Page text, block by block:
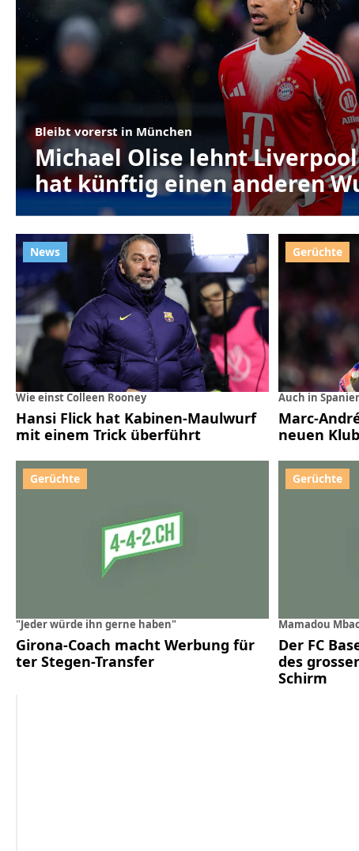
Bleibt vorerst in München
Michael Olise lehnt
hat künftig einen anderen
Wie einst Colleen Rooney
Hansi Flick hat Kabinen-Maulwurf
mit einem Trick überführt
Auch in
Marc-
neuen
"Jeder würde ihn gerne haben"
Girona-Coach macht Werbung für
ter Stegen-Transfer
Mamadou
Der FC
des
Schirm